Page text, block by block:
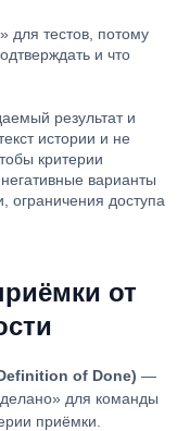
для тестов, потому
и что
результат и
истории и не
критерии
варианты
ограничения доступа
от
of Done) —
для команды
приёмки.